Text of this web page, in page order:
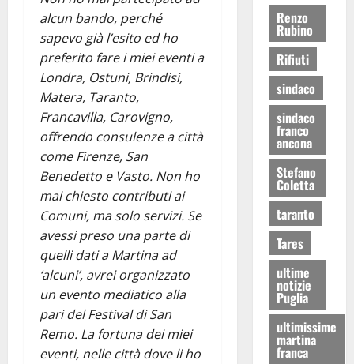
alcun bando, perché
sapevo già l’esito ed ho
preferito fare i miei eventi a
Londra, Ostuni, Brindisi,
Matera, Taranto,
Francavilla, Carovigno,
offrendo consulenze a città
come Firenze, San
Benedetto e Vasto. Non ho
mai chiesto contributi ai
Comuni, ma solo servizi. Se
avessi preso una parte di
quelli dati a Martina ad
‘alcuni’, avrei organizzato
un evento mediatico alla
pari del Festival di San
Remo. La fortuna dei miei
eventi, nelle città dove li ho
Renzo
Rubino
Rifiuti
sindaco
sindaco
franco
ancona
Stefano
Coletta
taranto
Tares
ultime
notizie
Puglia
ultimissime
martina
franca